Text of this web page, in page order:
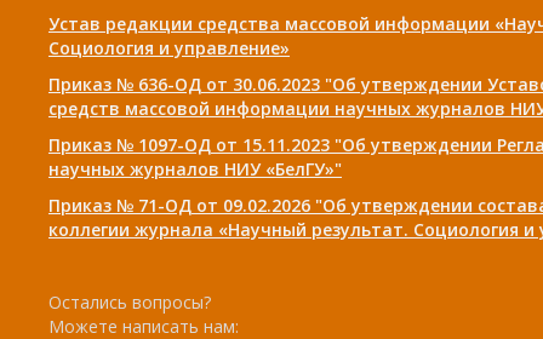
Устав редакции средства массовой информации
Социология и управление»
Приказ № 636-ОД от 30.06.2023 "Об утверждении
средств массовой информации научных журналов
Приказ № 1097-ОД от 15.11.2023 "Об утверждении
научных журналов НИУ «БелГУ»"
Приказ № 71-ОД от 09.02.2026 "Об утверждении
коллегии журнала «Научный результат. Социология и
Остались вопросы?
Можете написать нам: